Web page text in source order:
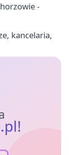
-
kancelaria,